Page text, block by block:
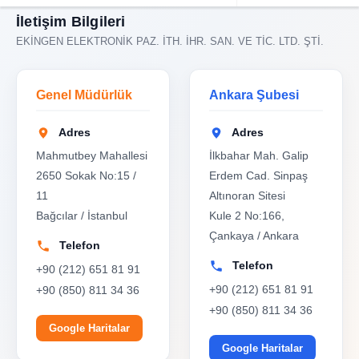
İletişim Bilgileri
EKİNGEN ELEKTRONİK PAZ. İTH. İHR. SAN. VE TİC. LTD. ŞTİ.
Genel Müdürlük
Adres
Mahmutbey Mahallesi
2650 Sokak No:15 /
11
Bağcılar / İstanbul
Telefon
+90 (212) 651 81 91
+90 (850) 811 34 36
Google Haritalar
Ankara Şubesi
Adres
İlkbahar Mah. Galip
Erdem Cad. Sinpaş
Altınoran Sitesi
Kule 2 No:166,
Çankaya / Ankara
Telefon
+90 (212) 651 81 91
+90 (850) 811 34 36
Google Haritalar